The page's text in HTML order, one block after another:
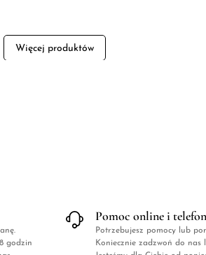
Więcej produktów
godzin
Pomoc online i
Potrzebujesz pomocy lub
Koniecznie zadzwoń do nas